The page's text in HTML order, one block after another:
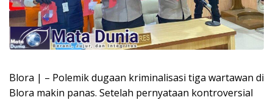
Blora | – Polemik dugaan kriminalisasi tiga wartawan di
Blora makin panas. Setelah pernyataan kontroversial